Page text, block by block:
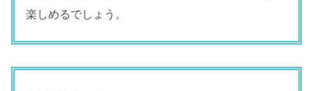
楽しめるでしょう。